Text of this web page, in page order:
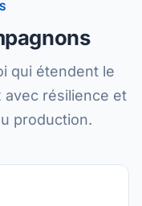
qui étendent le
avec résilience et
production.